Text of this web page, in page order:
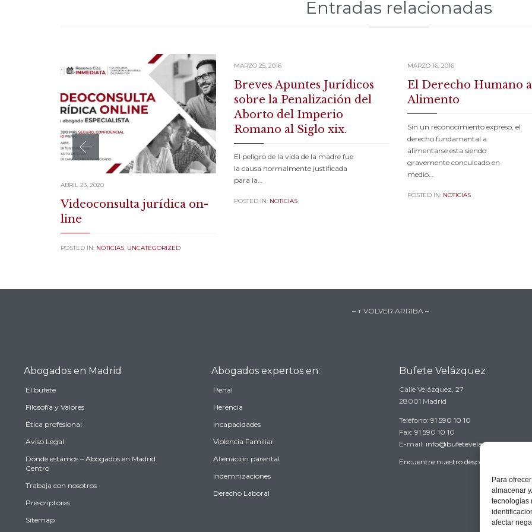
Para
almacenar
tecnologías
afectar
Entradas relacionadas
ABRIL 23, 2020
Videoconsulta jurídica on-
line
POSTED IN: NOTICIAS, UNCATEGORIZED
MARZO 25, 2016
Breves Apuntes Jurídicos
sobre la Penalización del
Aborto del Imperio
Romano al Siglo xix.
El peligro de la vida de la madre fue
la causa normalmente justificada
para la…
POSTED IN: NOTICIAS
MARZO 16, 2016
El Derecho Humano
Alimento
Sin un reconocimiento expreso, el
derecho fundamental a
alimentarse esta siendo
gravemente conculcado en
medio…
POSTED IN: NOTICIAS
– ↑ VOLVER ARRIBA –
Abogados en Madrid
El bufete
Filosofía y Valores
Ética profesional
Aviso Legal
Dónde estamos – Abogados en Madrid
Centro
Trabaja con nosotros
Prescriptores
Sitemap
Abogados expertos en:
Penal
Herencia
Incapacidades
Violencia Familiar
Alienación parental
Indemnizaciones
Derecho Laboral
Bufete Velázquez
Calle Velázquez, 27
28001 Madrid
Teléfono: 91 590 10 10
Fax: 91 590 10 10
E-mail: info@bufetevelazquez.es
Encuentre nuestro despacho